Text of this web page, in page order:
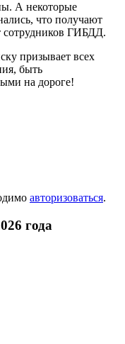
А некоторые
что получают
сотрудников ГИБДД.
призывает всех
быть
на дороге!
авторизоваться.
года